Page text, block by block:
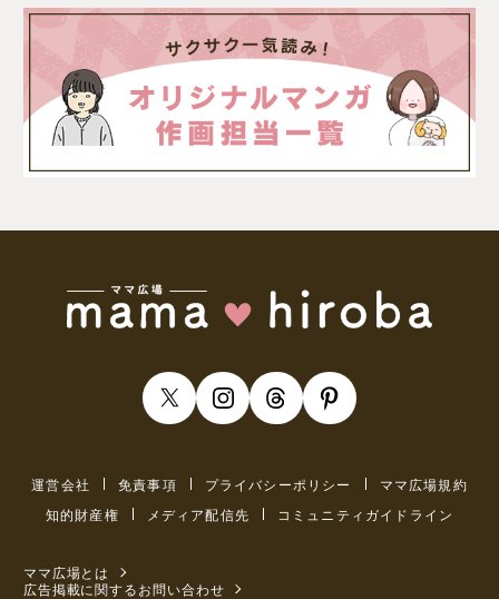
運営会社 免責事項 プライバシーポリシー
ママ広場規約
知的財産権
メディア配信先 コミュニティガイドライン
ママ広場とは
広告掲載に関するお問い合わせ